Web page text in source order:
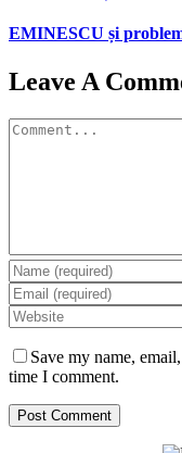
EMINESCU și
Leave A
Comment
Save my name,
time I comment.